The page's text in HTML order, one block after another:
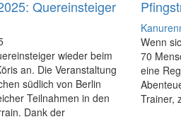
Quereinsteiger
wieder beim
an. Die Veranstaltung
südlich von Berlin
Teilnahmen in den
Dank der
Wenn
70
eine
Trainer,